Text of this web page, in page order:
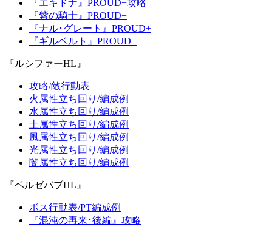
『エキドナ』PROUD+攻略
『紫の騎士』PROUD+
『ナル･グレート』PROUD+
『ギルベルト』PROUD+
『ルシファーHL』
攻略/敵行動表
火属性立ち回り/編成例
水属性立ち回り/編成例
土属性立ち回り/編成例
風属性立ち回り/編成例
光属性立ち回り/編成例
闇属性立ち回り/編成例
『ベルゼバブHL』
ボス行動表/PT編成例
『混沌の再来･後編』攻略